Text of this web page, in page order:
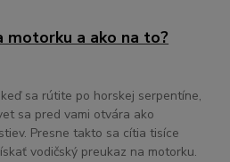
motorku a ako na to?
sa rútite po horskej serpentíne,
sa pred vami otvára ako
Presne takto sa cítia tisíce
vodičský preukaz na motorku.